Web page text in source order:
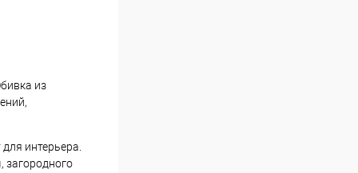
из
интерьера.
загородного